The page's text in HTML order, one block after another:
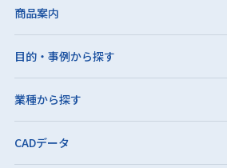
商品案内
目的・事例から探す
業種から探す
CADデータ